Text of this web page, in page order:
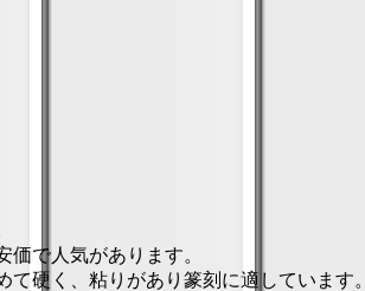
で人気があります。
硬く、粘りがあり篆刻に適しています。